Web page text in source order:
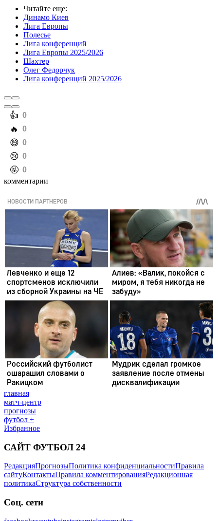
Читайте еще:
Динамо Киев
Лига Европы
Полесье
Лига конференций
Лига Европы 2025/2026
Шахтер
Олег Федорчук
Лига конференций 2025/2026
️👍 0
️🔥 0
️😄 0
️😢 0
️🤬 0
комментарии
главная
матч-центр
прогнозы
футбол +
Избранное
САЙТ ФУТБОЛ 24
РедакцияПрогнозыПолитика конфиденциальностиПравила
сайтуКонтактыПравила комментированияРедакционная
политикаСтруктура собственности
Соц. сети